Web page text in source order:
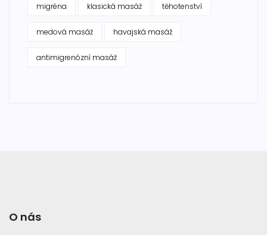
migréna klasická masáž těhotenství
medová masáž havajská masáž
antimigrenózní masáž
O nás